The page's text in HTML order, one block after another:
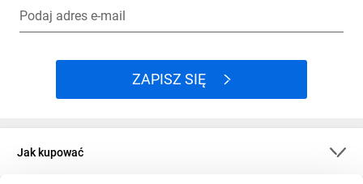
Podaj adres e-mail
ZAPISZ SIĘ
Jak kupować